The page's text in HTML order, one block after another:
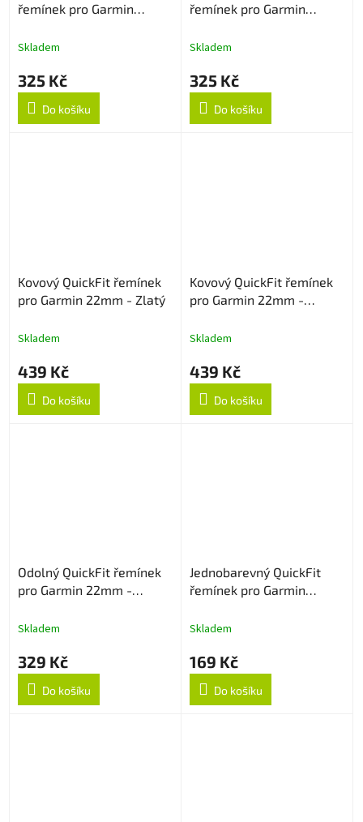
řemínek pro Garmin
Skladem
325 Kč
Do košíku
řemínek pro Garmin
Skladem
325 Kč
Do košíku
Kovový QuickFit řemínek
pro Garmin 22mm - Zlatý
Skladem
439 Kč
Do košíku
Kovový QuickFit řemínek
pro Garmin 22mm -
Skladem
439 Kč
Do košíku
Odolný QuickFit řemínek
pro Garmin 22mm -
Skladem
329 Kč
Do košíku
Jednobarevný QuickFit
řemínek pro Garmin
Skladem
169 Kč
Do košíku